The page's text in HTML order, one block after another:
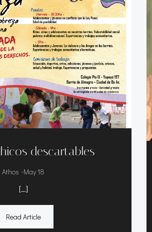
descartables
Athos -May 18
[…]
Read Article